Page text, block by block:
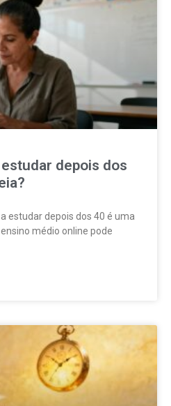
depois dos
estudar depois dos 40 é uma
médio online pode